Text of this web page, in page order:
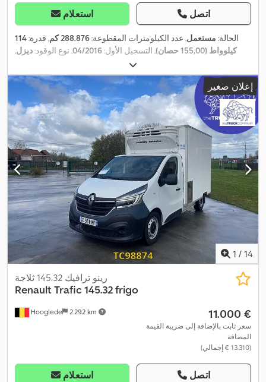
استعلام اتصل
الحالة: مستعمل, عدد الكيلومترات المقطوعة:288.876 كم , قدرة:114
كيلوواط (155,00 حصان)
, التسجيل الأول:04/2016, نوع الوقود:ديزل,
, تكوين المحور:
مم, وقود:ديزل, لون:آخر, نوع التروس:ميكانيكي, فئة الانبعاثات:يورو 5 ,
تعليق:فولاذ , الطول الكلي: , العرض الكلي:2.150 مم
, الارتفاع
الكلي:2.880 مم , سنة الصنع:2016, معدات:تنظيم النوافذ الكهربائي, قفل
مركزي, مثبت السرعة, مرآة كهربائية, نظام الفرامل المانعة للانغلاق
(ABS),
إعلان صغير
1 / 14
Hooglede 2.292 km
رينو ترافيك 145.32 ثلاجة
Renault Trafic 145.32 frigo
‏11.000 €
سعر ثابت بالإضافة إلى ضريبة القيمة
المضافة
(‏13.310 € إجمالي)
استعلام اتصل